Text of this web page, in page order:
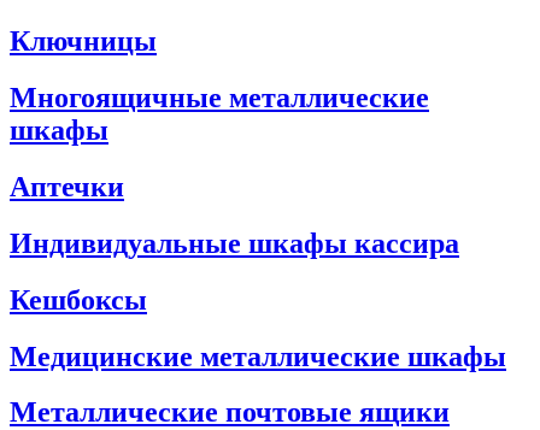
Ключницы
Многоящичные металлические
шкафы
Аптечки
Индивидуальные шкафы кассира
Кешбоксы
Медицинские металлические шкафы
Металлические почтовые ящики